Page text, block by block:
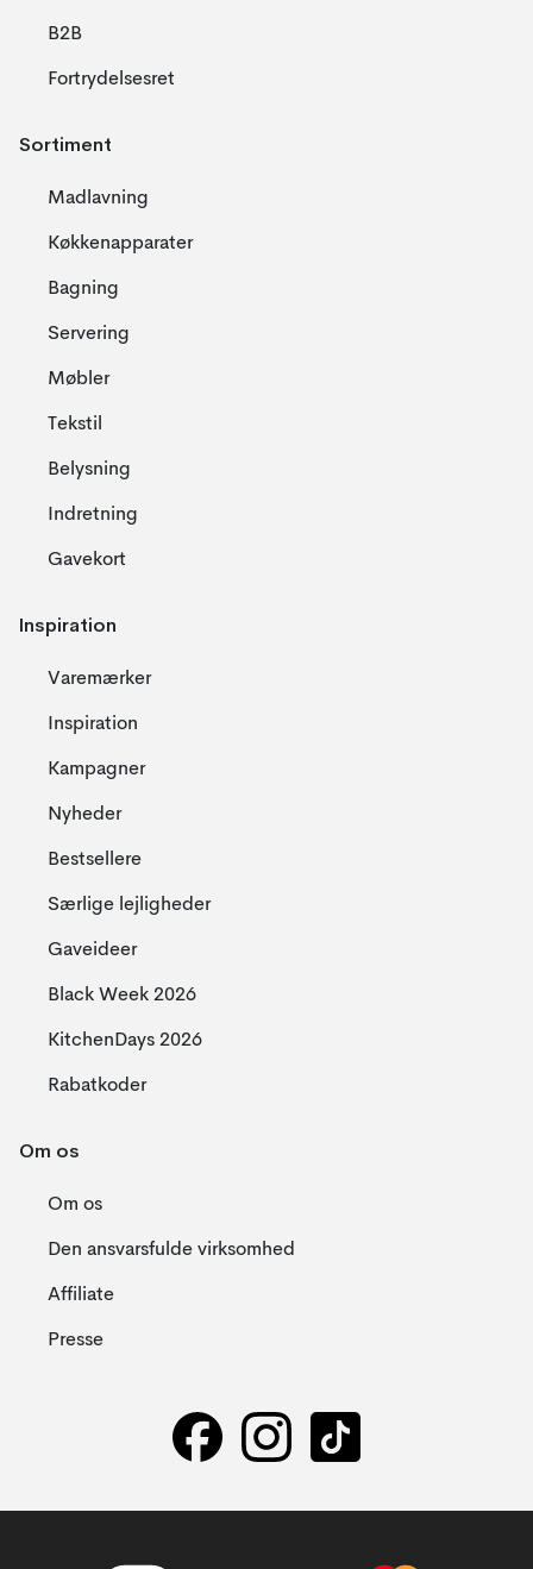
B2B
Fortrydelsesret
Sortiment
Madlavning
Køkkenapparater
Bagning
Servering
Møbler
Tekstil
Belysning
Indretning
Gavekort
Inspiration
Varemærker
Inspiration
Kampagner
Nyheder
Bestsellere
Særlige lejligheder
Gaveideer
Black Week 2026
KitchenDays 2026
Rabatkoder
Om os
Om os
Den ansvarsfulde virksomhed
Affiliate
Presse